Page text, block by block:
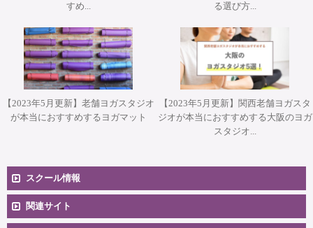
すめ...
る選び方...
【2023年5月更新】老舗ヨガスタジオ
が本当におすすめするヨガマット
【2023年5月更新】関西老舗ヨガスタ
ジオが本当におすすめする大阪のヨガ
スタジオ...
スクール情報
関連サイト